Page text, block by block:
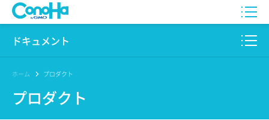
WING
for GAME
ドキュメント
このサイトについて
プロダクト
ホーム プロダクト
プロダクト